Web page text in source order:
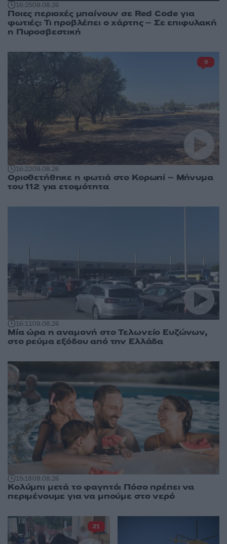
16:2509.08.26
Ποιες περιοχές μπαίνουν σε Red Code για
φωτιές: Τι προβλέπει ο χάρτης – Σε επιφυλακή
η Πυροσβεστική
16:2209.08.26
Οριοθετήθηκε η φωτιά στο Κορωπί – Μήνυμα
του 112 για ετοιμότητα
9
16:1109.08.26
Μία ώρα η αναμονή στο Τελωνείο Ευζώνων,
στο ρεύμα εξόδου από την Ελλάδα
15:1809.08.26
Κολύμπι μετά το φαγητό: Πόσο πρέπει να
περιμένουμε για να μπούμε στο νερό
21